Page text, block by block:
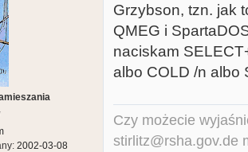
2002-03-08
Grzybson, tzn. jak
QMEG i
naciskam
albo COLD /n albo
Czy możecie
stirlitz@rsha.gov.de